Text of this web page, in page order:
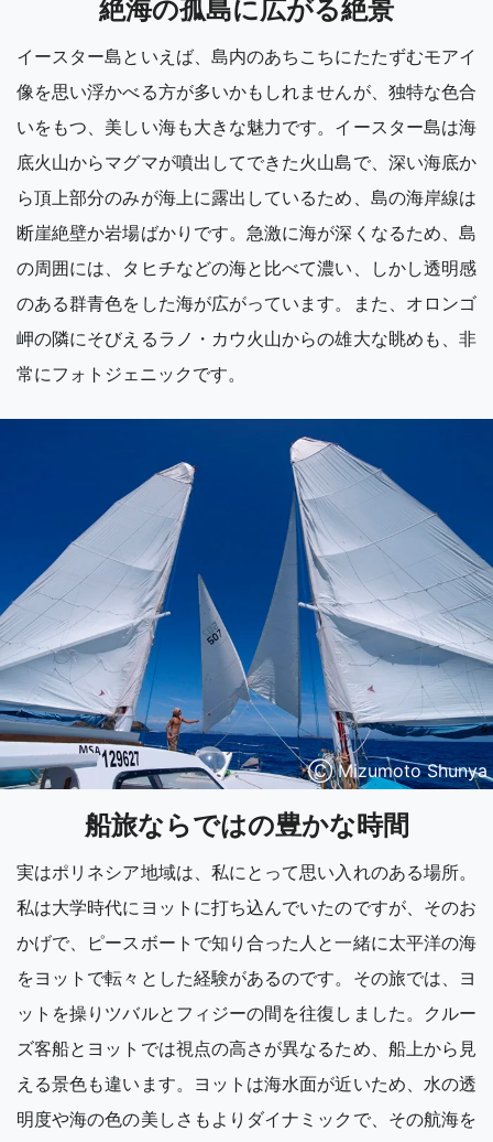
絶海の孤島に広がる絶景
イースター島といえば、島内のあちこちにたたずむモアイ
像を思い浮かべる方が多いかもしれませんが、独特な色合
いをもつ、美しい海も大きな魅力です。イースター島は海
底火山からマグマが噴出してできた火山島で、深い海底か
ら頂上部分のみが海上に露出しているため、島の海岸線は
断崖絶壁か岩場ばかりです。急激に海が深くなるため、島
の周囲には、タヒチなどの海と比べて濃い、しかし透明感
のある群青色をした海が広がっています。また、オロンゴ
岬の隣にそびえるラノ・カウ火山からの雄大な眺めも、非
常にフォトジェニックです。
Ⓒ Mizumoto Shunya
船旅ならではの豊かな時間
実はポリネシア地域は、私にとって思い入れのある場所。
私は大学時代にヨットに打ち込んでいたのですが、そのお
かげで、ピースボートで知り合った人と一緒に太平洋の海
をヨットで転々とした経験があるのです。その旅では、ヨ
ットを操りツバルとフィジーの間を往復しました。クルー
ズ客船とヨットでは視点の高さが異なるため、船上から見
える景色も違います。ヨットは海水面が近いため、水の透
明度や海の色の美しさもよりダイナミックで、その航海を